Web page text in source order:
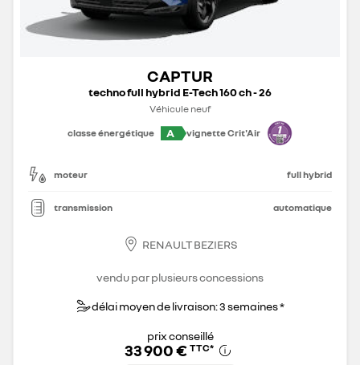
CAPTUR
techno full hybrid E-Tech 160 ch - 26
Véhicule neuf
classe énergétique
A vignette Crit'Air
moteur full hybrid
transmission automatique
RENAULT BEZIERS
vendu par plusieurs concessions
délai moyen de livraison: 3 semaines *
prix conseillé
33 900 € TTC*